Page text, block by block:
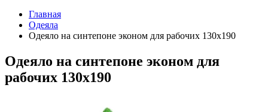
Главная
Одеяла
Одеяло на синтепоне эконом для рабочих 130х190
Одеяло на синтепоне эконом для
рабочих 130х190